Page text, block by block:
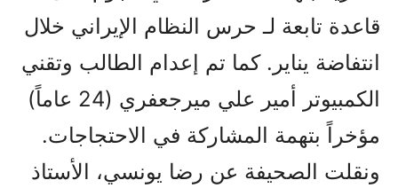
قاعدة تابعة لـ حرس النظام الإيراني خلال
انتفاضة يناير. كما تم إعدام الطالب وتقني
الكمبيوتر أمير علي ميرجعفري (24 عاماً)
مؤخراً بتهمة المشاركة في الاحتجاجات.
ونقلت الصحيفة عن رضا يونسي، الأستاذ